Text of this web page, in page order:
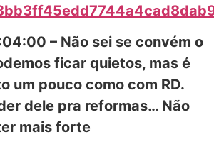
– Não sei se convém o
ficar quietos, mas é
um pouco como com RD.
dele pra reformas… Não
mais forte